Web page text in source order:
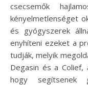
csecsemők
kényelmetlenséget
és gyógyszerek
enyhíteni ezeket a
tudják, melyik
Degasin és a
hogy segítsenek